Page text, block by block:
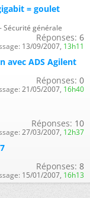
= goulet
Sécurité générale
Réponses: 6
13/09/2007, 13h11
avec ADS Agilent
Réponses: 0
21/05/2007, 16h40
Réponses: 10
27/03/2007, 12h37
Réponses: 8
15/01/2007, 16h13